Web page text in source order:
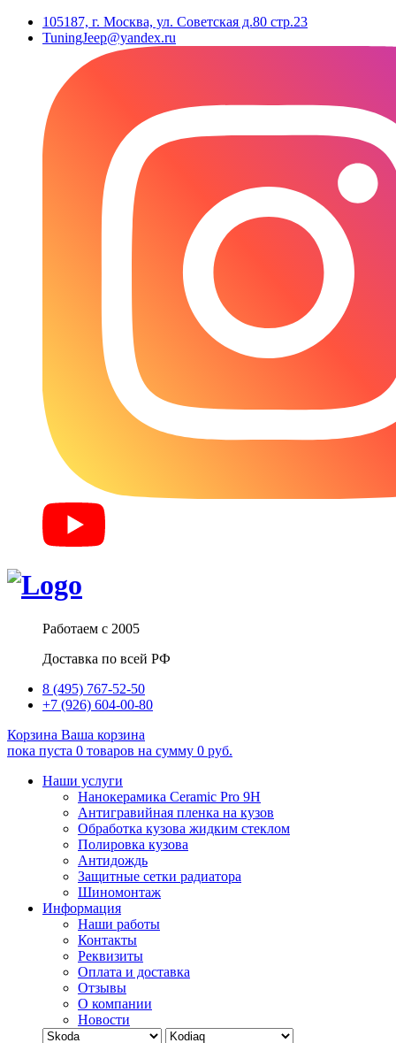
105187, г. Москва, ул. Советская д.80 стр.23
TuningJeep@yandex.ru
Работаем с 2005
Доставка по всей РФ
8 (495) 767-52-50
+7 (926) 604-00-80
Корзина Ваша корзина
пока пуста 0 товаров на сумму 0 руб.
Наши услуги
Нанокерамика Ceramic Pro 9H
Антигравийная пленка на кузов
Обработка кузова жидким стеклом
Полировка кузова
Антидождь
Защитные сетки радиатора
Шиномонтаж
Информация
Наши работы
Контакты
Реквизиты
Оплата и доставка
Отзывы
О компании
Новости